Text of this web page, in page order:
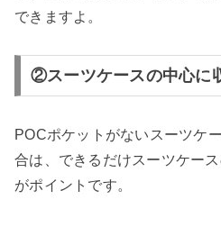
できますよ。
②スーツケースの中心に
POCポケットがないスーツケ
合は、できるだけスーツケー
がポイントです。